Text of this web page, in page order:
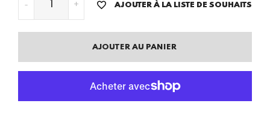
- + AJOUTER À LA LISTE DE SOUHAITS
AJOUTER AU PANIER